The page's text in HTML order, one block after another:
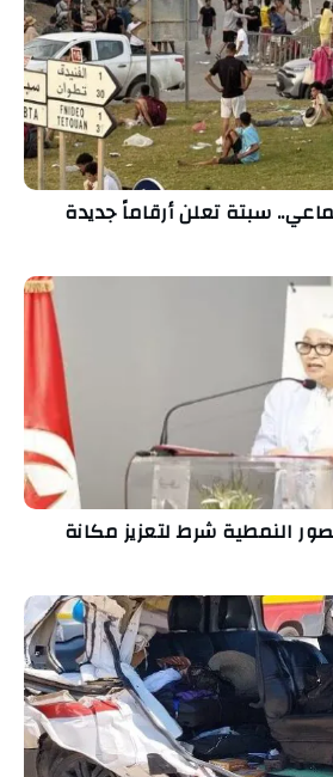
سبتة تعلن أرقاماً جديدة
النمطية شرط لتعزيز مكانة